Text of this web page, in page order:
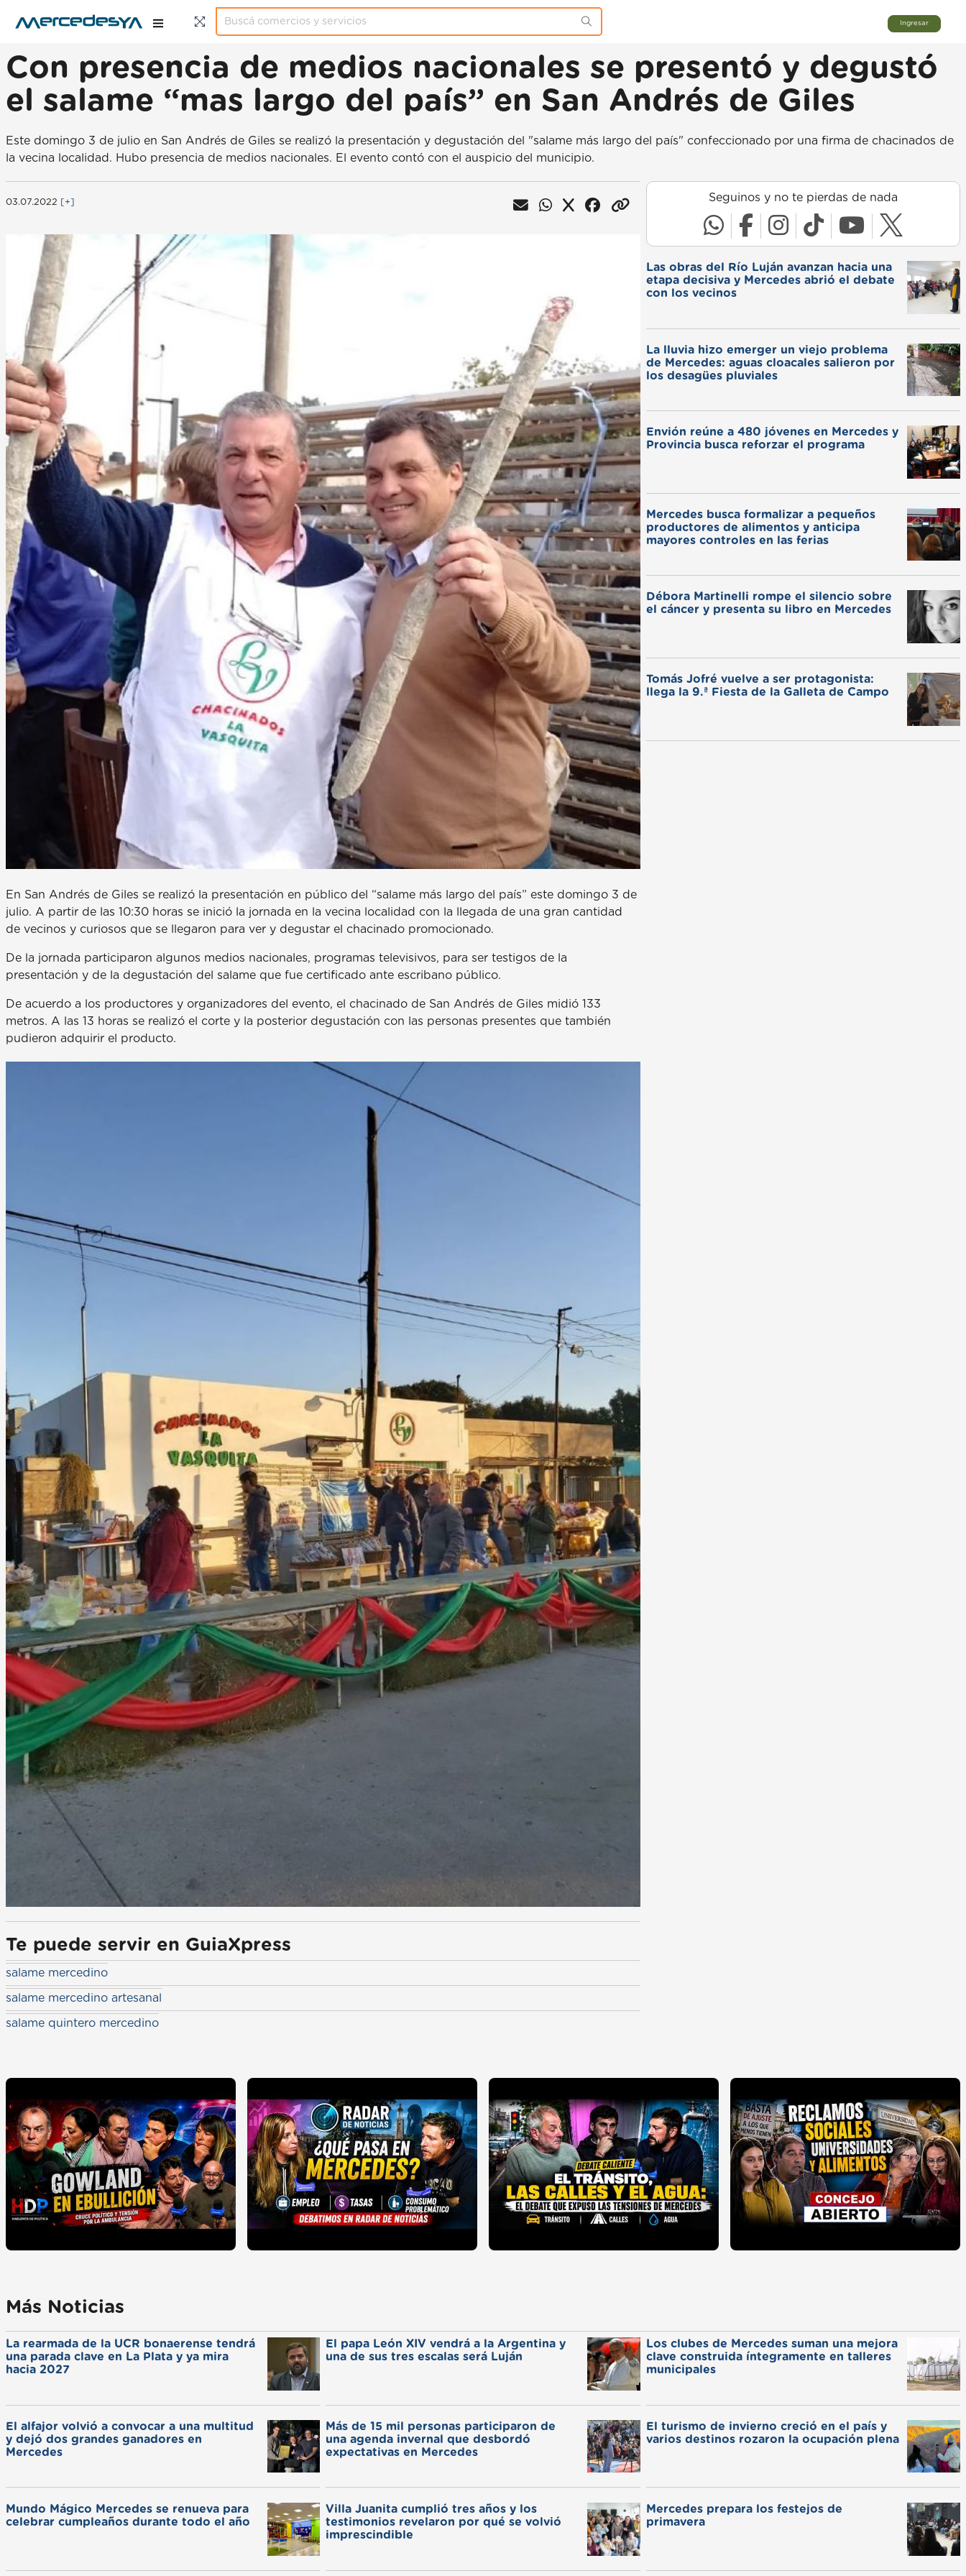
Ingresar
Con presencia de medios nacionales se presentó y degustó
el salame “mas largo del país” en San Andrés de Giles
Este domingo 3 de julio en San Andrés de Giles se realizó la presentación y degustación del "salame más largo del país" confeccionado por una firma de chacinados de
la vecina localidad. Hubo presencia de medios nacionales. El evento contó con el auspicio del municipio.
03.07.2022 [+]
En San Andrés de Giles se realizó la presentación en público del “salame más largo del país” este domingo 3 de
julio. A partir de las 10:30 horas se inició la jornada en la vecina localidad con la llegada de una gran cantidad
de vecinos y curiosos que se llegaron para ver y degustar el chacinado promocionado.
De la jornada participaron algunos medios nacionales, programas televisivos, para ser testigos de la
presentación y de la degustación del salame que fue certificado ante escribano público.
De acuerdo a los productores y organizadores del evento, el chacinado de San Andrés de Giles midió 133
metros. A las 13 horas se realizó el corte y la posterior degustación con las personas presentes que también
pudieron adquirir el producto.
Te puede servir en GuiaXpress
salame mercedino
salame mercedino artesanal
salame quintero mercedino
Seguinos y no te pierdas de nada
Las obras del Río Luján avanzan hacia una
etapa decisiva y Mercedes abrió el debate
con los vecinos
La lluvia hizo emerger un viejo problema
de Mercedes: aguas cloacales salieron por
los desagües pluviales
Envión reúne a 480 jóvenes en Mercedes y
Provincia busca reforzar el programa
Mercedes busca formalizar a pequeños
productores de alimentos y anticipa
mayores controles en las ferias
Débora Martinelli rompe el silencio sobre
el cáncer y presenta su libro en Mercedes
Tomás Jofré vuelve a ser protagonista:
llega la 9.ª Fiesta de la Galleta de Campo
Más Noticias
La rearmada de la UCR bonaerense tendrá
una parada clave en La Plata y ya mira
hacia 2027
El papa León XIV vendrá a la Argentina y
una de sus tres escalas será Luján
Los clubes de Mercedes suman una mejora
clave construida íntegramente en talleres
municipales
El alfajor volvió a convocar a una multitud
y dejó dos grandes ganadores en
Mercedes
Más de 15 mil personas participaron de
una agenda invernal que desbordó
expectativas en Mercedes
El turismo de invierno creció en el país y
varios destinos rozaron la ocupación plena
Mundo Mágico Mercedes se renueva para
celebrar cumpleaños durante todo el año
Villa Juanita cumplió tres años y los
testimonios revelaron por qué se volvió
imprescindible
Mercedes prepara los festejos de
primavera